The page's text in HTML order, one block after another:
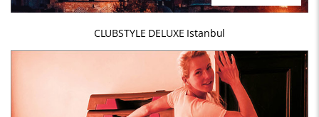
CLUBSTYLE DELUXE Istanbul